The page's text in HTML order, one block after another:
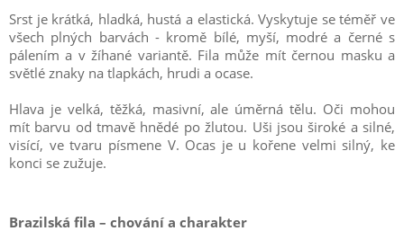
Srst je krátká, hladká, hustá a elastická. Vyskytuje se téměř ve
všech plných barvách - kromě bílé, myší, modré a černé s
pálením a v žíhané variantě. Fila může mít černou masku a
světlé znaky na tlapkách, hrudi a ocase.
Hlava je velká, těžká, masivní, ale úměrná tělu. Oči mohou
mít barvu od tmavě hnědé po žlutou. Uši jsou široké a silné,
visící, ve tvaru písmene V. Ocas je u kořene velmi silný, ke
konci se zužuje.
Brazilská fila – chování a charakter